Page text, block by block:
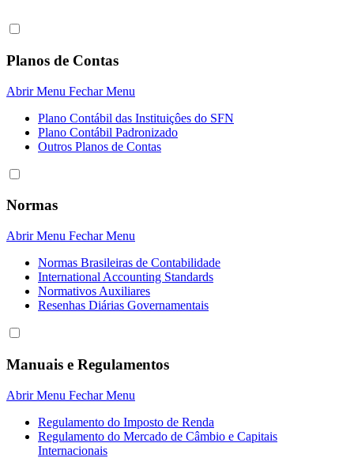
Planos de Contas
Abrir Menu Fechar Menu
Plano Contábil das Instituiçôes do SFN
Plano Contábil Padronizado
Outros Planos de Contas
Normas
Abrir Menu Fechar Menu
Normas Brasileiras de Contabilidade
International Accounting Standards
Normativos Auxiliares
Resenhas Diárias Governamentais
Manuais e Regulamentos
Abrir Menu Fechar Menu
Regulamento do Imposto de Renda
Regulamento do Mercado de Câmbio e Capitais
Internacionais